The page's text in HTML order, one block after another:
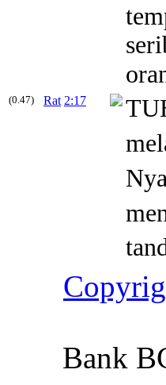
(0.47) Rat 2:17
Bank